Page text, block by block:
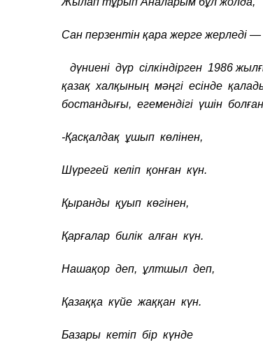
Сан перзентін қара жерге жерледі
дүниені дүр сілкіндірген 1986
қазақ халқының мәңгі есінде
бостандығы, егемендігі үшін
-Қасқалдақ ұшып көлінен,
Шүрегей келіп қонған күн.
Қыранды қуып көгінен,
Қарғалар билік алған күн.
Нашақор деп, ұлтшыл деп,
Қазаққа күйе жаққан күн.
Базары кетіп бір күнде